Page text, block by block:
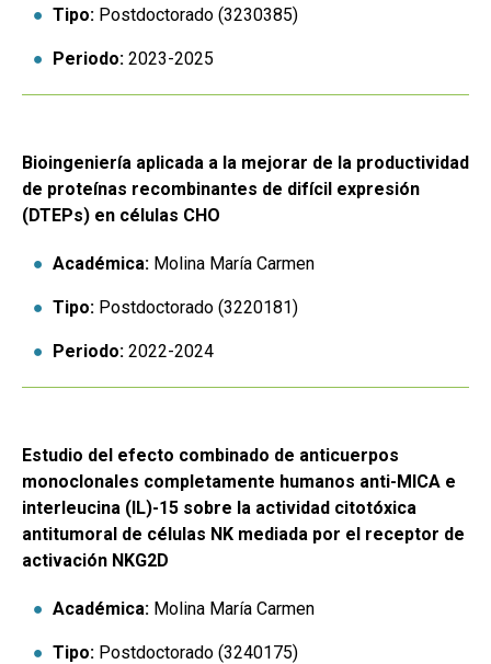
Tipo: Postdoctorado (3230385)
Periodo: 2023-2025
Bioingeniería aplicada a la mejorar de la productividad
de proteínas recombinantes de difícil expresión
(DTEPs) en células CHO
Académica: Molina María Carmen
Tipo: Postdoctorado (3220181)
Periodo: 2022-2024
Estudio del efecto combinado de anticuerpos
monoclonales completamente humanos anti-MICA e
interleucina (IL)-15 sobre la actividad citotóxica
antitumoral de células NK mediada por el receptor de
activación NKG2D
Académica: Molina María Carmen
Tipo: Postdoctorado (3240175)